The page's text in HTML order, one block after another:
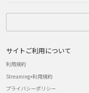
サイトご利用について
利用規約
Streaming+利用規約
プライバシーポリシー